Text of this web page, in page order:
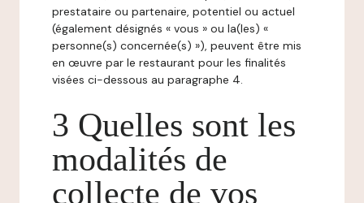
prestataire ou partenaire, potentiel ou actuel
(également désignés « vous » ou la(les) «
personne(s) concernée(s) »), peuvent être mis
en œuvre par le restaurant pour les finalités
visées ci-dessous au paragraphe 4.
3 Quelles sont les
modalités de
collecte de vos